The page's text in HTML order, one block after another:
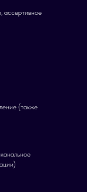
ассертивное
(также